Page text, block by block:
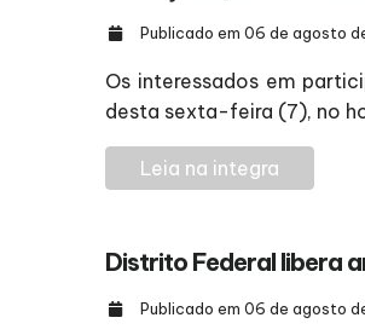
Publicado em 06 de agosto
Os interessados em
desta sexta-feira (7), no
Leia na integra
Distrito Federal libera
Publicado em 06 de agosto